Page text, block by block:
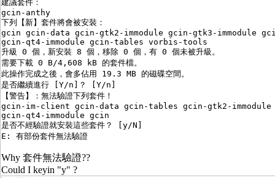
建議套件：
gcin-anthy
下列【新】套件將會被安裝：
gcin gcin-data gcin-gtk2-immodule gcin-gtk3-immodule
gcin-qt4-immodule gcin-tables vorbis-tools
升級 0 個，新安裝 8 個，移除 0 個，有 0 個未被升級。
需要下載 0 B/4,608 kB 的套件檔。
此操作完成之後，會多佔用 19.3 MB 的磁碟空間。
是否繼續進行 [Y/n]？ [Y/n]
【警告】：無法驗證下列套件！
gcin-im-client gcin-data gcin-tables gcin-gtk2-immodule
gcin-qt4-immodule gcin
是否不經驗證就安裝這些套件？ [y/N]
E: 有部份套件無法驗證
Why 套件無法驗證??
Could I keyin "y" ?